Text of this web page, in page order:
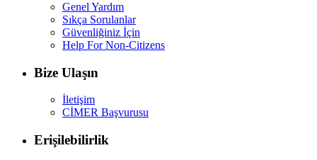
Genel Yardım
Sıkça Sorulanlar
Güvenliğiniz İçin
Help For Non-Citizens
Bize Ulaşın
İletişim
CİMER Başvurusu
Erişilebilirlik